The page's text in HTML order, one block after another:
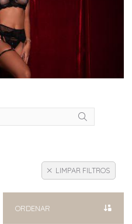
LIMPAR FILTROS
ORDENAR